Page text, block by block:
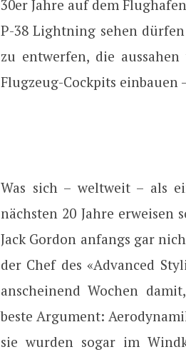
30er Jahre auf dem
P-38 Lightning sehen
zu entwerfen, die
Flugzeug-Cockpits einbauen
Was sich – weltweit – als
nächsten 20 Jahre
Jack Gordon anfangs gar
der Chef des «Advanced
anscheinend Wochen
beste Argument:
sie wurden sogar im